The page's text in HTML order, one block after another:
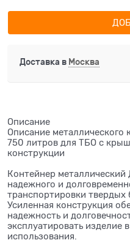
Доставка в Москва
Описание
Описание металлического
750 литров для ТБО с
конструкции
Контейнер металлический
надежного и
транспортировки
Усиленная конструкция
надежность и
эксплуатировать изделие
использования.